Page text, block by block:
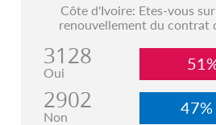
Côte d'Ivoire: Etes-vous
renouvellement du contrat
3128
Oui
2902
Non 47%